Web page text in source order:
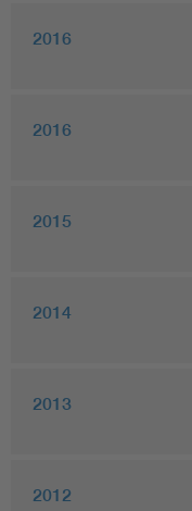
2016
2016
2015
2014
2013
2012